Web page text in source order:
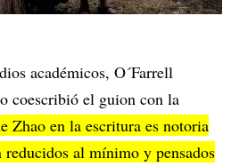
académicos, O´Farrell
coescribió el guion con la
Zhao en la escritura es notoria
reducidos al mínimo y pensados